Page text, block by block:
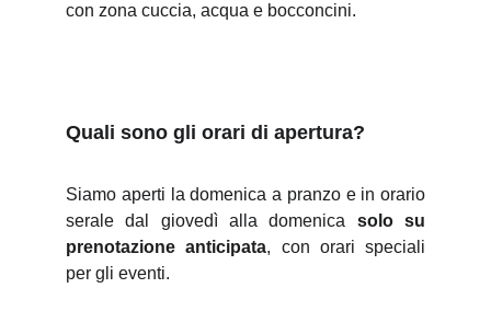
con zona cuccia, acqua e bocconcini.
Quali sono gli orari di apertura?
Siamo aperti la domenica a pranzo e in orario
serale dal giovedì alla domenica solo su
prenotazione anticipata, con orari speciali
per gli eventi.